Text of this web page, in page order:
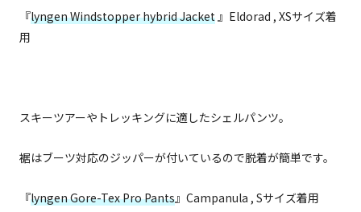
『lyngen Windstopper hybrid Jacket』Eldorad , XSサイズ着
用
スキーツアーやトレッキングに適したシェルパンツ。
裾はブーツ対応のジッパーが付いているので脱着が簡単です。
『lyngen Gore-Tex Pro Pants』Campanula , Sサイズ着用